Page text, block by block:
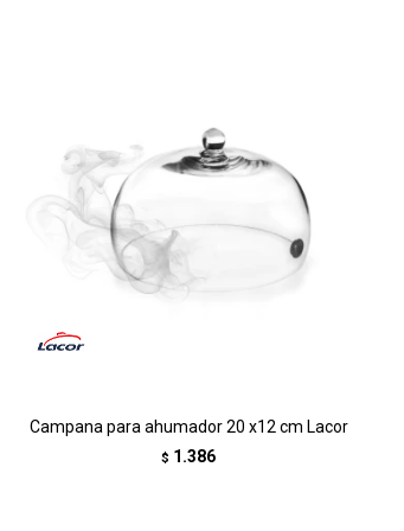
Campana para ahumador 20 x12 cm Lacor
$ 1.386